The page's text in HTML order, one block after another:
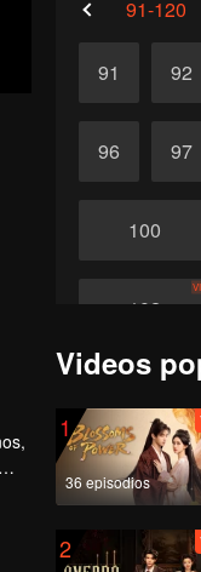
91-120
91 92
96 97
100
102
104
106
108
Videos
1
36 episodios
2